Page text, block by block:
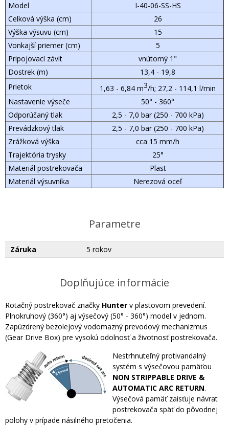
Model
I-40-06-SS-HS
Celková výška (cm)
26
Výška výsuvu (cm)
15
Vonkajší priemer (cm)
5
Pripojovací závit
vnútorný 1"
Dostrek (m)
13,4 - 19,8
Prietok
1,63 - 6,84 m3/h; 27,2 - 114,1 l/min
Nastavenie výseče
50° - 360°
Odporúčaný tlak
2,5 - 7,0 bar (250 - 700 kPa)
Prevádzkový tlak
2,5 - 7,0 bar (250 - 700 kPa)
Zrážková výška
cca 15 mm/h
Trajektória trysky
25°
Materiál postrekovača
Plast
Materiál výsuvníka
Nerezová oceľ
Parametre
Záruka 5 rokov
Doplňujúce informácie
Rotačný postrekovač značky Hunter v plastovom prevedení.
Plnokruhový (360°) aj výsečový (50° - 360°) model v jednom.
Zapúzdrený bezolejový vodomazný prevodový mechanizmus
(Gear Drive Box) pre vysokú odolnosť a životnosť postrekovača.
Nestrhnuteľný protivandalný
systém s výsečovou pamäťou
NON STRIPPABLE DRIVE &
AUTOMATIC ARC RETURN.
Výsečová pamäť zaisťuje návrat
postrekovača späť do pôvodnej
polohy v prípade násilného pretočenia.